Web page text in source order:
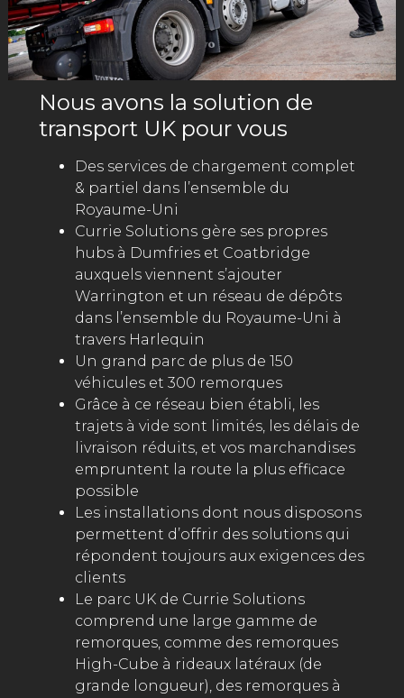
Nous avons la solution de
transport UK pour vous
Des services de chargement complet
& partiel dans l’ensemble du
Royaume-Uni
Currie Solutions gère ses propres
hubs à Dumfries et Coatbridge
auxquels viennent s’ajouter
Warrington et un réseau de dépôts
dans l’ensemble du Royaume-Uni à
travers Harlequin
Un grand parc de plus de 150
véhicules et 300 remorques
Grâce à ce réseau bien établi, les
trajets à vide sont limités, les délais de
livraison réduits, et vos marchandises
empruntent la route la plus efficace
possible
Les installations dont nous disposons
permettent d’offrir des solutions qui
répondent toujours aux exigences des
clients
Le parc UK de Currie Solutions
comprend une large gamme de
remorques, comme des remorques
High-Cube à rideaux latéraux (de
grande longueur), des remorques à